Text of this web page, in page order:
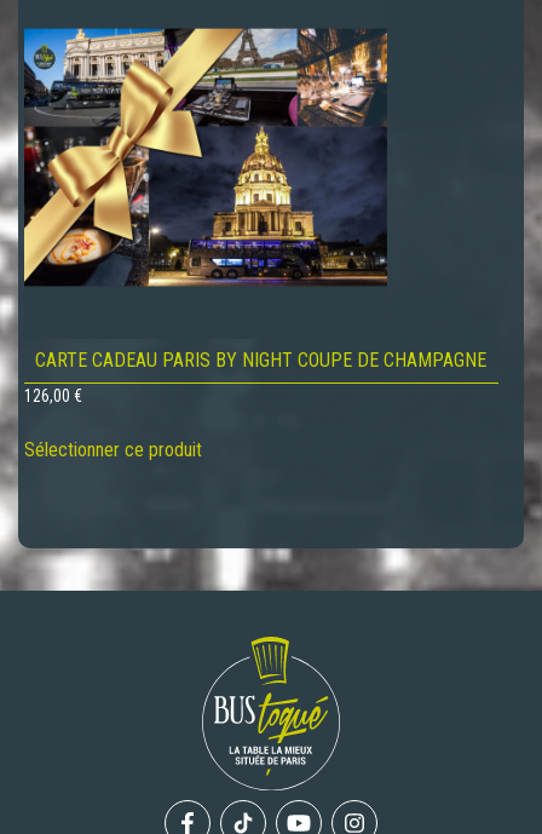
CARTE CADEAU PARIS BY NIGHT COUPE DE CHAMPAGNE
126,00 €
Sélectionner ce produit
FacebookTiktok YoutubeInstagram